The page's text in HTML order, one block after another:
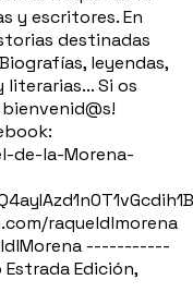
y escritores. En
destinadas
leyendas,
Si os
de-la-Morena-
raqueldlmorena
-----------
Estrada Edición,